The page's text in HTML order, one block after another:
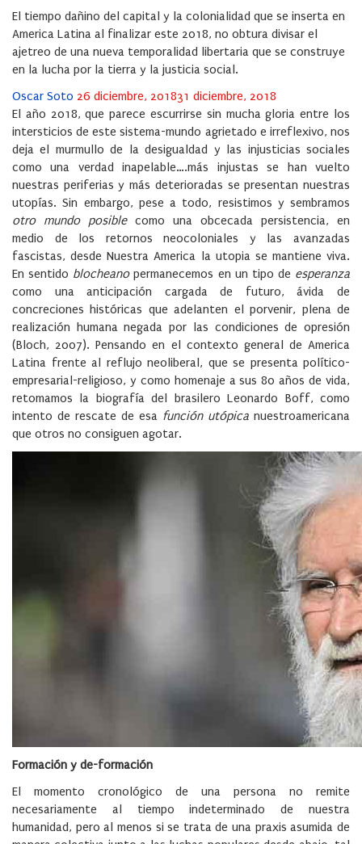
El tiempo dañino del capital y la colonialidad que se inserta en
America Latina al finalizar este 2018, no obtura divisar el
ajetreo de una nueva temporalidad libertaria que se construye
en la lucha por la tierra y la justicia social.
Oscar Soto Posted
on
26 diciembre, 201831 diciembre, 2018
El año 2018, que parece escurrirse sin mucha gloria entre los
intersticios de este sistema-mundo agrietado e irreflexivo, nos
deja el murmullo de la desigualdad y las injusticias sociales
como una verdad inapelable….más injustas se han vuelto
nuestras periferias y más deterioradas se presentan nuestras
utopías. Sin embargo, pese a todo, resistimos y sembramos
otro mundo posiblecomo una obcecada persistencia, en
medio de los retornos neocoloniales y las avanzadas
fascistas, desde Nuestra America la utopia se mantiene viva.
En sentido blocheanopermanecemos en un tipo de esperanza
como una anticipación cargada de futuro, ávida de
concreciones históricas que adelanten el porvenir, plena de
realización humana negada por las condiciones de opresión
(Bloch, 2007). Pensando en el contexto general de America
Latina frente al reflujo neoliberal, que se presenta político-
empresarial-religioso, y como homenaje a sus 80 años de vida,
retomamos la biografía del brasilero Leonardo Boff, como
intento de rescate de esa función utópica nuestroamericana
que otros no consiguen agotar.
Formación y de-formación
El momento cronológico de una persona no remite
necesariamente al tiempo indeterminado de nuestra
humanidad, pero al menos si se trata de una praxis asumida de